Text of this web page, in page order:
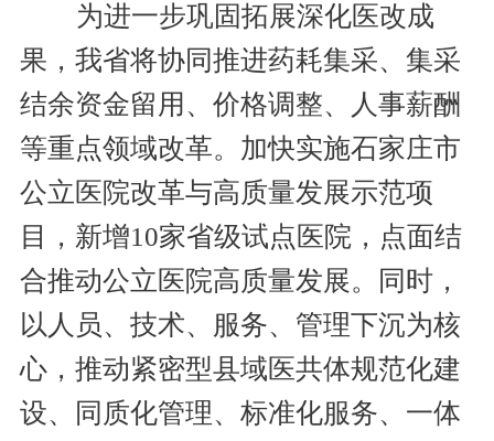
为进一步巩固拓展深化医改成
果，我省将协同推进药耗集采、集采
结余资金留用、价格调整、人事薪酬
等重点领域改革。加快实施石家庄市
公立医院改革与高质量发展示范项
目，新增10家省级试点医院，点面结
合推动公立医院高质量发展。同时，
以人员、技术、服务、管理下沉为核
心，推动紧密型县域医共体规范化建
设、同质化管理、标准化服务、一体